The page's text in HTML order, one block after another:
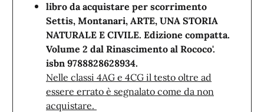
libro da acquistare per scorrimento
Settis, Montanari, ARTE, UNA STORIA
NATURALE E CIVILE. Edizione compatta.
Volume 2 dal Rinascimento al Rococo'.
isbn 9788828628934.
Nelle classi 4AG e 4CG il testo oltre ad
essere errato è segnalato come da non
acquistare.